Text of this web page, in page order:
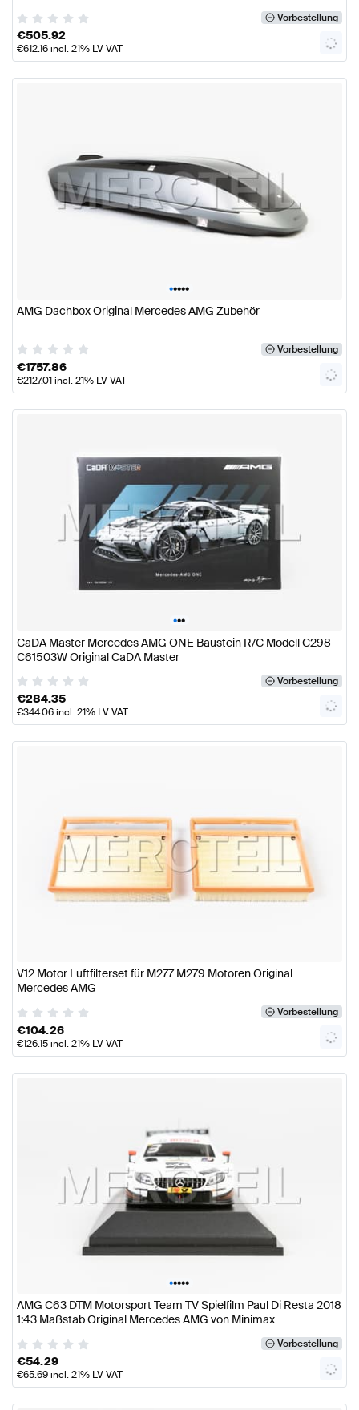
Vorbestellung
€505.92
€612.16incl. 21% LV VAT
•••••
AMG Dachbox Original Mercedes AMG Zubehör
Vorbestellung
€1757.86
€2127.01incl. 21% LV VAT
•••
CaDA Master Mercedes AMG ONE Baustein R/C Modell C298
C61503W Original CaDA Master
Vorbestellung
€284.35
€344.06incl. 21% LV VAT
V12 Motor Luftfilterset für M277 M279 Motoren Original
Mercedes AMG
Vorbestellung
€104.26
€126.15incl. 21% LV VAT
•••••
AMG C63 DTM Motorsport Team TV Spielfilm Paul Di Resta 2018
1:43 Maßstab Original Mercedes AMG von Minimax
Vorbestellung
€54.29
€65.69incl. 21% LV VAT